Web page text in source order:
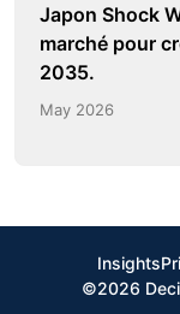
Japon Shock
marché pour
2035.
May 2026
Insights
©2026